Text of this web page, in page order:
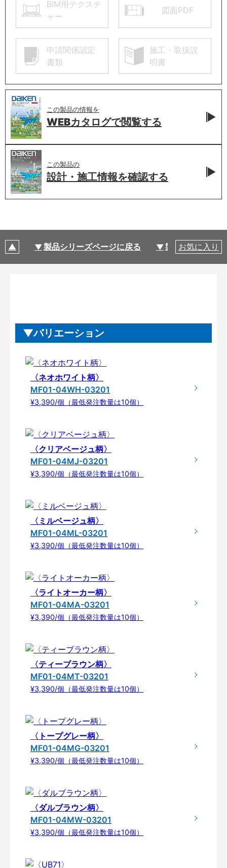
BIM用テクスチ
ャー
図面PDF
申請関係認定
書類
施工・取扱説
明書
この製品の情報を
WEBカタログで閲覧する
この製品の
設計・施工情報を確認する
製品シリーズページに戻る 製品仕様
お気に入り
バリエーション
〈ネオホワイト柄〉
MF01-04WH-03201
¥3,390/個（最低発注数量は10個）
〈クリアベージュ柄〉
MF01-04MJ-03201
¥3,390/個（最低発注数量は10個）
〈ミルベージュ柄〉
MF01-04ML-03201
¥3,390/個（最低発注数量は10個）
〈ライトオーカー柄〉
MF01-04MA-03201
¥3,390/個（最低発注数量は10個）
〈ティーブラウン柄〉
MF01-04MT-03201
¥3,390/個（最低発注数量は10個）
〈トープグレー柄〉
MF01-04MG-03201
¥3,390/個（最低発注数量は10個）
〈ダルブラウン柄〉
MF01-04MW-03201
¥3,390/個（最低発注数量は10個）